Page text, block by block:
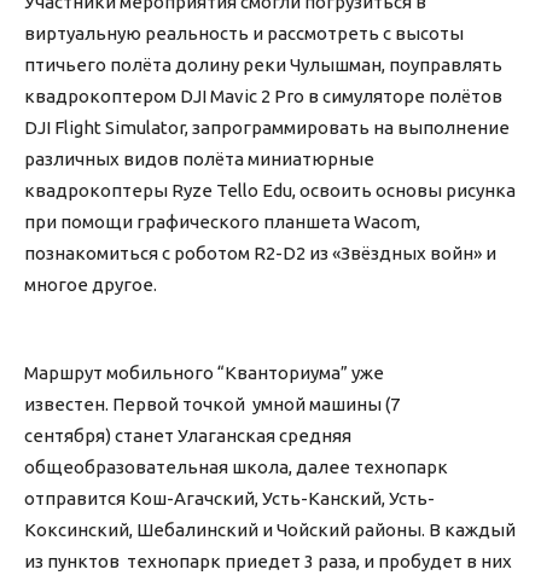
виртуальную реальность и рассмотреть с высоты
птичьего полёта долину реки Чулышман, поуправлять
квадрокоптером DJI Mavic 2 Pro в симуляторе полётов
DJI Flight Simulator, запрограммировать на выполнение
различных видов полёта миниатюрные
квадрокоптеры Ryze Tello Edu, освоить основы рисунка
при помощи графического планшета Wacom,
познакомиться с роботом R2-D2 из «Звёздных войн» и
многое другое.
Маршрут мобильного “Кванториума” уже
известен. Первой точкой умной машины (7
сентября) станет Улаганская средняя
общеобразовательная школа, далее технопарк
отправится Кош-Агачский, Усть-Канский, Усть-
Коксинский, Шебалинский и Чойский районы. В каждый
из пунктов технопарк приедет 3 раза, и пробудет в них